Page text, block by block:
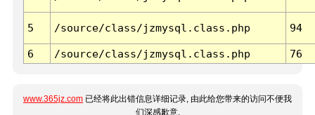
5 /source/class/jzmysql.class.php 94
6 /source/class/jzmysql.class.php 76
www.365jz.com 已经将此出错信息详细记录, 由此给您带来的访问不便我
们深感歉意.